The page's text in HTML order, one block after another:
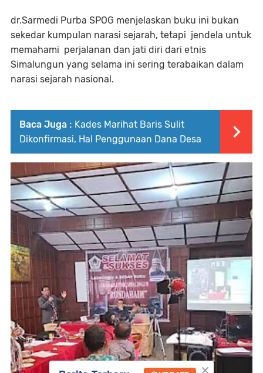
dr.Sarmedi Purba SPOG menjelaskan buku ini bukan
sekedar kumpulan narasi sejarah, tetapi jendela untuk
memahami perjalanan dan jati diri dari etnis
Simalungun yang selama ini sering terabaikan dalam
narasi sejarah nasional.
Baca Juga : Kades Marihat Baris Sulit
Dikonfirmasi, Hal Penggunaan Dana Desa